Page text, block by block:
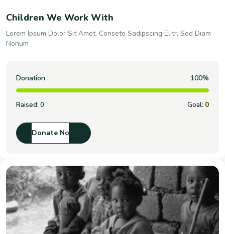
Children We Work With
Lorem Ipsum Dolor Sit Amet, Consete Sadipscing Elitr, Sed Diam
Nonum
Donation 100%
Raised: 0 Goal: 0
Donate Now